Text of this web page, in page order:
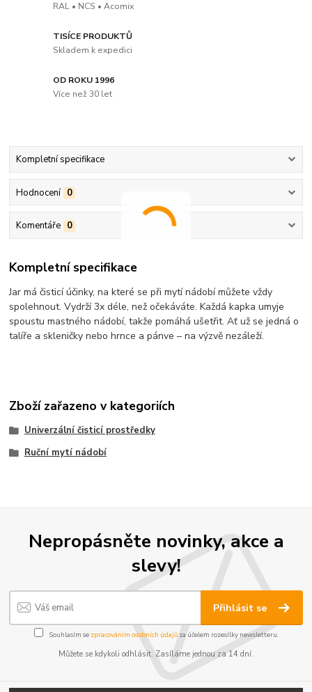
RAL • NCS • Acomix
TISÍCE PRODUKTŮ
Skladem k expedici
OD ROKU 1996
Více než 30 let
Kompletní specifikace
Hodnocení 0
Komentáře 0
Kompletní specifikace
Jar má čisticí účinky, na které se při mytí nádobí můžete vždy
spolehnout. Vydrží 3x déle, než očekáváte. Každá kapka umyje
spoustu mastného nádobí, takže pomáhá ušetřit. Ať už se jedná o
talíře a skleničky nebo hrnce a pánve – na výzvě nezáleží.
Zboží zařazeno v kategoriích
Univerzální čisticí prostředky
Ruční mytí nádobí
Nepropásněte novinky, akce a
slevy!
Přihlásit se
Souhlasím se zpracováním osobních údajůza účelem rozesílky newsletteru.
Můžete se kdykoli odhlásit. Zasíláme jednou za 14 dní.